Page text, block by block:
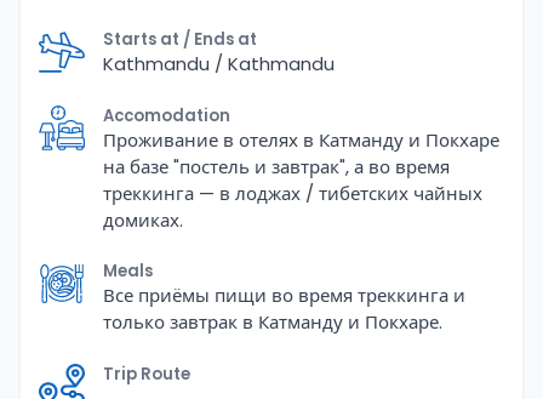
Starts at / Ends at
Kathmandu / Kathmandu
Accomodation
Проживание в отелях в Катманду и Покхаре
на базе "постель и завтрак", а во время
треккинга — в лоджах / тибетских чайных
домиках.
Meals
Все приёмы пищи во время треккинга и
только завтрак в Катманду и Покхаре.
Trip Route